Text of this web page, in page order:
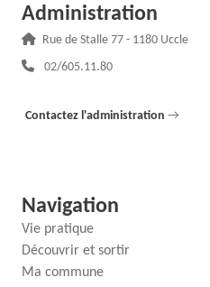
Administration
Adresse :
Rue de Stalle 77 - 1180 Uccle
Téléphone :
02/605.11.80
Contactez l'administration →
Navigation
Vie pratique
Découvrir et sortir
Ma commune